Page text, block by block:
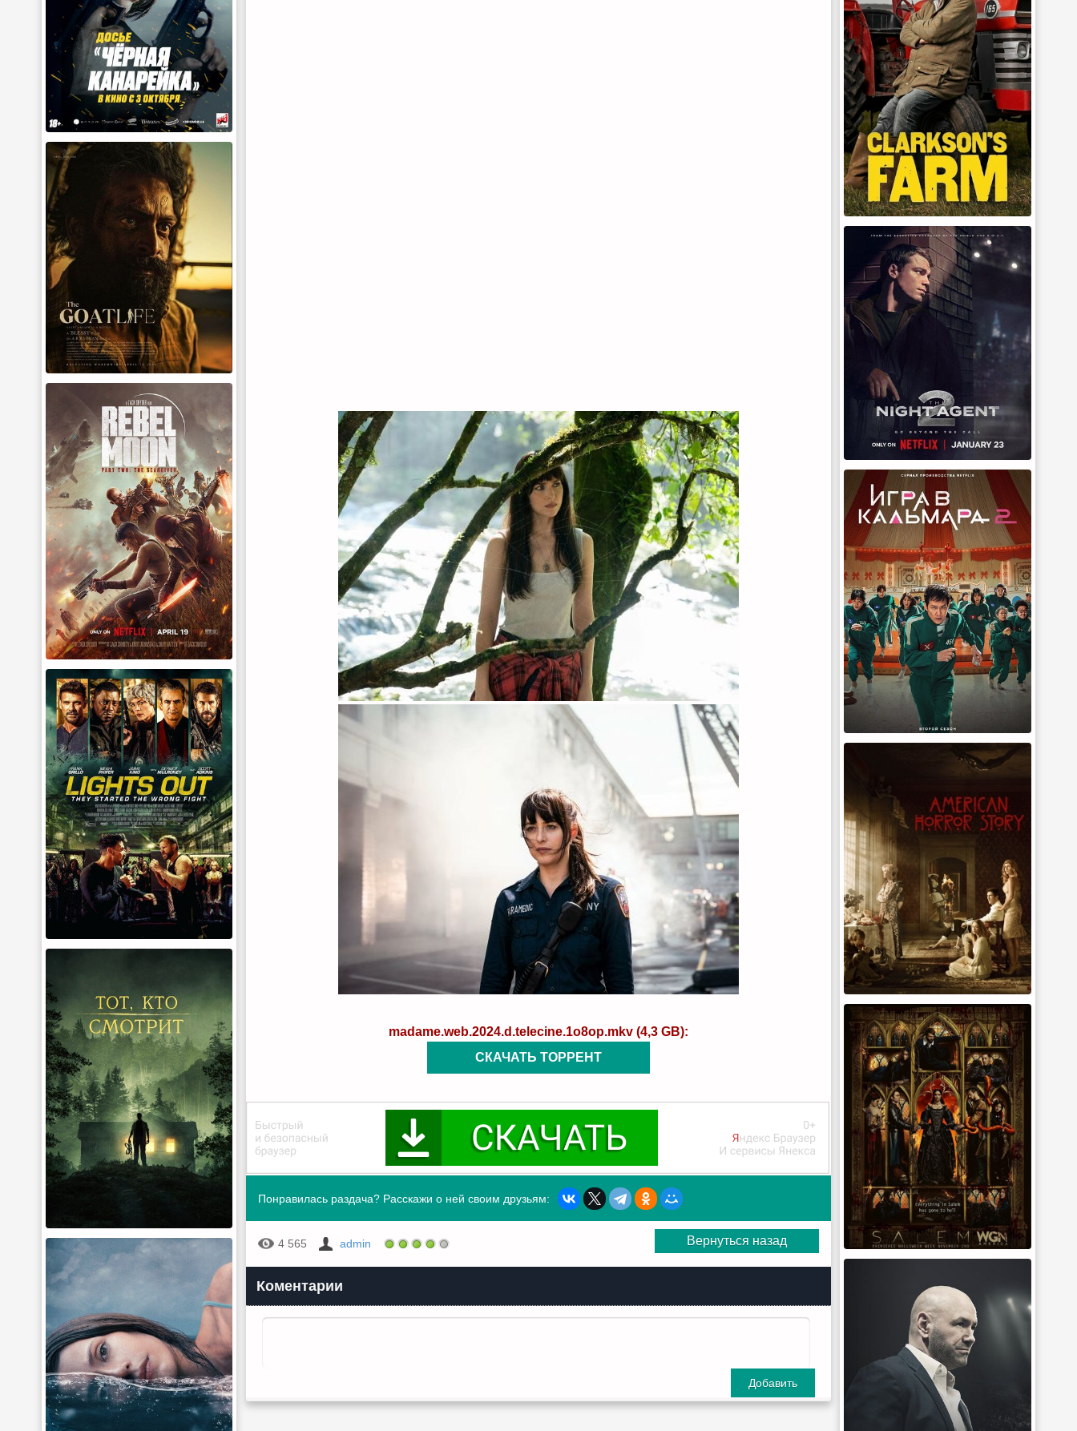
madame.web.2024.d.telecine.1o8op.mkv (4,3 GB):
СКАЧАТЬ ТОРРЕНТ
Понравилась раздача? Расскажи о ней своим друзьям:
4 565 admin Вернуться назад
Коментарии
Добавить